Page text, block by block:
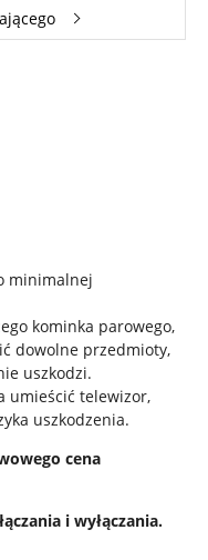
minimalnej
kominka parowego,
dowolne przedmioty,
uszkodzi.
umieścić telewizor,
uszkodzenia.
cena
i wyłączania.